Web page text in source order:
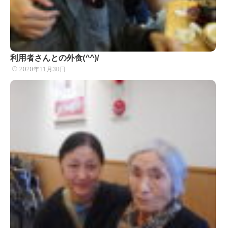
利用者さんとの外食(^^)/
2020年11月30日